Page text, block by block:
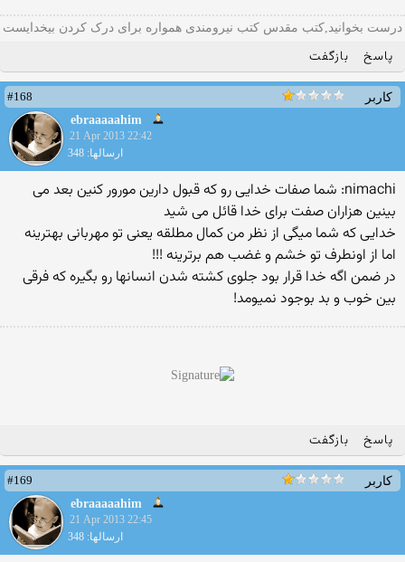
درست بخوانید,کتب مقدس کتب نیرومندی همواره برای درک کردن بیخدایست
پاسخ بازگفت
کاربر
#168
ebraaaaahim
21 Apr 2013 22:42
ارسالها: 348
nimachi: شما صفات خدایی رو که قبول دارین مورور کنین بعد می
بینین هزاران صفت برای خدا قائل می شید
خدایی که شما میگی از نظر من کمال مطلقه یعنی تو مهربانی بهترینه
اما از اونطرف تو خشم و غضب هم برترینه !!!
در ضمن اگه خدا قرار بود جلوی کشته شدن انسانها رو بگیره که فرقی
بین خوب و بد بوجود نمیومد!
پاسخ بازگفت
کاربر
#169
ebraaaaahim
21 Apr 2013 22:45
ارسالها: 348